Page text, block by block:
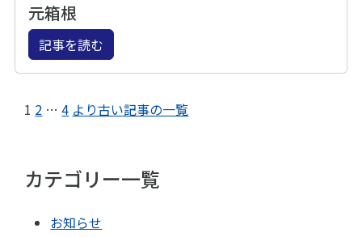
元箱根
記事を読む
1 2 … 4 より古い記事の一覧
カテゴリー一覧
お知らせ